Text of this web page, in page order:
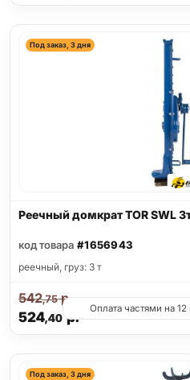
Под заказ, 3 дня
Реечный домкрат TOR SWL
код товара #1656943
реечный, груз: 3 т
524,40р.
542,75р.
Оплата частями на
Под заказ, 3 дня